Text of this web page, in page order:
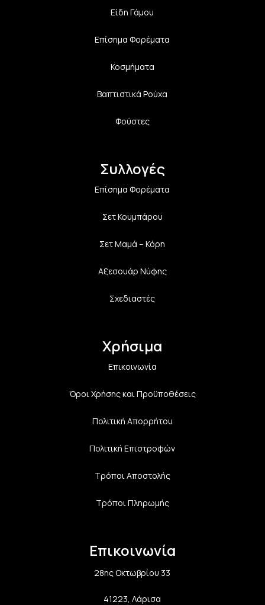
Είδη Γάμου
Επίσημα Φορέματα
Κοσμήματα
Βαπτιστικά Ρούχα
Φούστες
Συλλογές
Επίσημα Φορέματα
Σετ Κουμπάρου
Σετ Μαμά – Κόρη
Αξεσουάρ Νύφης
Σχεδιαστές
Χρήσιμα
Επικοινωνία
Όροι Χρήσης και Προϋποθέσεις
Πολιτική Aπορρήτου
Πολιτική Επιστροφών
Τρόποι Αποστολής
Τρόποι Πληρωμής
Επικοινωνία
28ης Οκτωβρίου 33
41223, Λάρισα